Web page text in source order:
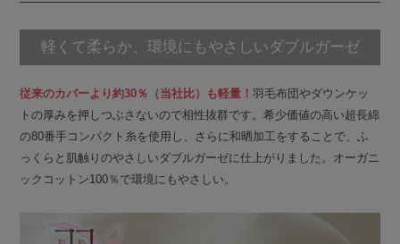
軽くて柔らか、環境にもやさしいダブルガーゼ
従来のカバーより約30％（当社比）も軽量！羽毛布団やダウンケッ
トの厚みを押しつぶさないので相性抜群です。希少価値の高い超長綿
の80番手コンパクト糸を使用し、さらに和晒加工をすることで、ふ
っくらと肌触りのやさしいダブルガーゼに仕上がりました。オーガニ
ックコットン100％で環境にもやさしい。